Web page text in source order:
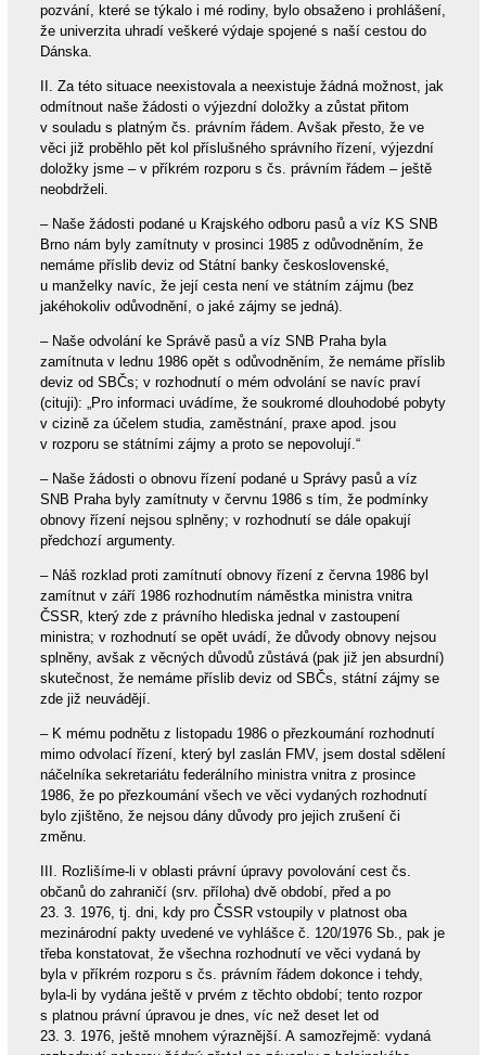
pozvání, které se týkalo i mé rodiny, bylo obsaženo i prohlášení,
že univerzita uhradí veškeré výdaje spojené s naší cestou do
Dánska.
II. Za této situace neexistovala a neexistuje žádná možnost, jak
odmítnout naše žádosti o výjezdní doložky a zůstat přitom
v souladu s platným čs. právním řádem. Avšak přesto, že ve
věci již proběhlo pět kol příslušného správního řízení, výjezdní
doložky jsme – v příkrém rozporu s čs. právním řádem – ještě
neobdrželi.
– Naše žádosti podané u Krajského odboru pasů a víz KS SNB
Brno nám byly zamítnuty v prosinci 1985 z odůvodněním, že
nemáme příslib deviz od Státní banky československé,
u manželky navíc, že její cesta není ve státním zájmu (bez
jakéhokoliv odůvodnění, o jaké zájmy se jedná).
– Naše odvolání ke Správě pasů a víz SNB Praha byla
zamítnuta v lednu 1986 opět s odůvodněním, že nemáme příslib
deviz od SBČs; v rozhodnutí o mém odvolání se navíc praví
(cituji): „Pro informaci uvádíme, že soukromé dlouhodobé pobyty
v cizině za účelem studia, zaměstnání, praxe apod. jsou
v rozporu se státními zájmy a proto se nepovolují.“
– Naše žádosti o obnovu řízení podané u Správy pasů a víz
SNB Praha byly zamítnuty v červnu 1986 s tím, že podmínky
obnovy řízení nejsou splněny; v rozhodnutí se dále opakují
předchozí argumenty.
– Náš rozklad proti zamítnutí obnovy řízení z června 1986 byl
zamítnut v září 1986 rozhodnutím náměstka ministra vnitra
ČSSR, který zde z právního hlediska jednal v zastoupení
ministra; v rozhodnutí se opět uvádí, že důvody obnovy nejsou
splněny, avšak z věcných důvodů zůstává (pak již jen absurdní)
skutečnost, že nemáme příslib deviz od SBČs, státní zájmy se
zde již neuvádějí.
– K mému podnětu z listopadu 1986 o přezkoumání rozhodnutí
mimo odvolací řízení, který byl zaslán FMV, jsem dostal sdělení
náčelníka sekretariátu federálního ministra vnitra z prosince
1986, že po přezkoumání všech ve věci vydaných rozhodnutí
bylo zjištěno, že nejsou dány důvody pro jejich zrušení či
změnu.
III. Rozlišíme-li v oblasti právní úpravy povolování cest čs.
občanů do zahraničí (srv. příloha) dvě období, před a po
23. 3. 1976, tj. dni, kdy pro ČSSR vstoupily v platnost oba
mezinárodní pakty uvedené ve vyhlášce č. 120/1976 Sb., pak je
třeba konstatovat, že všechna rozhodnutí ve věci vydaná by
byla v příkrém rozporu s čs. právním řádem dokonce i tehdy,
byla-li by vydána ještě v prvém z těchto období; tento rozpor
s platnou právní úpravou je dnes, víc než deset let od
23. 3. 1976, ještě mnohem výraznější. A samozřejmě: vydaná